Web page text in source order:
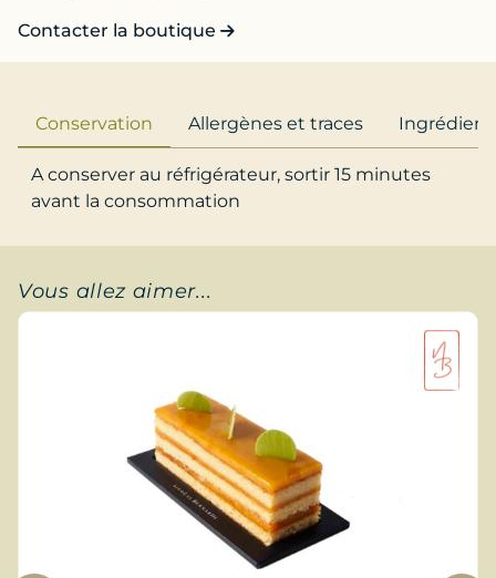
Contacter la boutique
Conservation Allergènes et traces
A conserver au réfrigérateur, sortir 15 minutes
avant la consommation
Vous allez aimer...